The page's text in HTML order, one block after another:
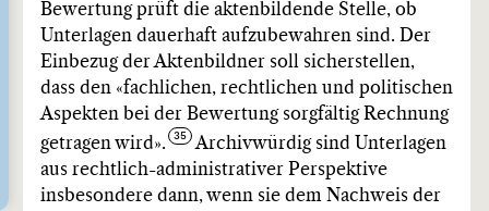
Bewertung prüft die aktenbildende Stelle, ob
Unterlagen dauerhaft aufzubewahren sind. Der
Einbezug der Aktenbildner soll sicherstellen,
dass den «fachlichen, rechtlichen und politischen
Aspekten bei der Bewertung sorgfältig Rechnung
getragen wird».
Archivwürdig sind Unterlagen
aus rechtlich-administrativer Perspektive
insbesondere dann, wenn sie dem Nachweis der